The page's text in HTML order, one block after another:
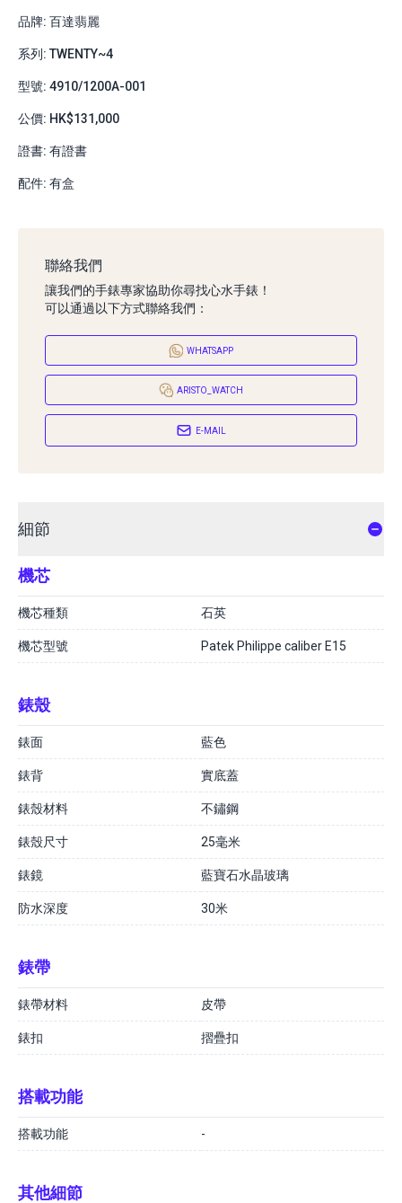
品牌: 百達翡麗
系列: TWENTY~4
型號: 4910/1200A-001
公價: HK$131,000
證書: 有證書
配件: 有盒
聯絡我們
讓我們的手錶專家協助你尋找心水手錶！
可以通過以下方式聯絡我們：
WHATSAPP
ARISTO_WATCH
E-MAIL
細節
機芯
機芯種類 石英
機芯型號 Patek Philippe caliber E15
錶殼
錶面 藍色
錶背 實底蓋
錶殼材料 不鏽鋼
錶殼尺寸 25毫米
錶鏡 藍寶石水晶玻璃
防水深度 30米
錶帶
錶帶材料 皮帶
錶扣 摺疊扣
搭載功能
搭載功能 -
其他細節